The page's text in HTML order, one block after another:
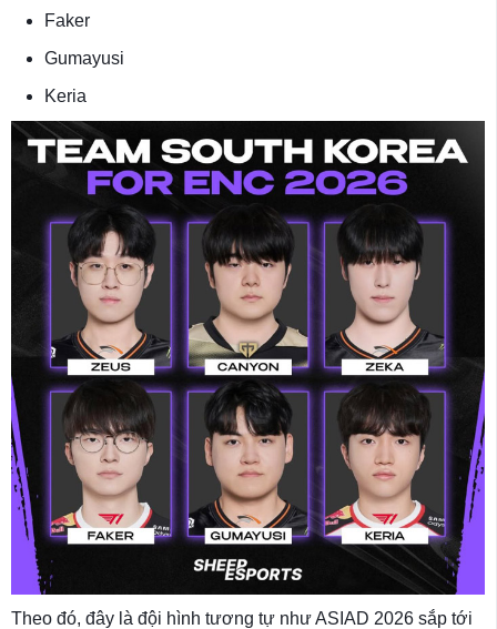
Faker
Gumayusi
Keria
Theo đó, đây là đội hình tương tự như ASIAD 2026 sắp tới